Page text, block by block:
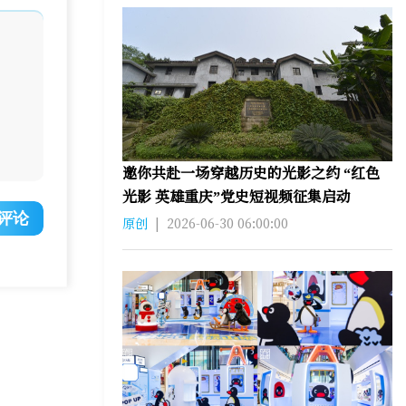
论
邀你共赴一场穿越历史的光影之约 “红色
光影 英雄重庆”党史短视频征集启动
原创 | 2026-06-30 06:00:00